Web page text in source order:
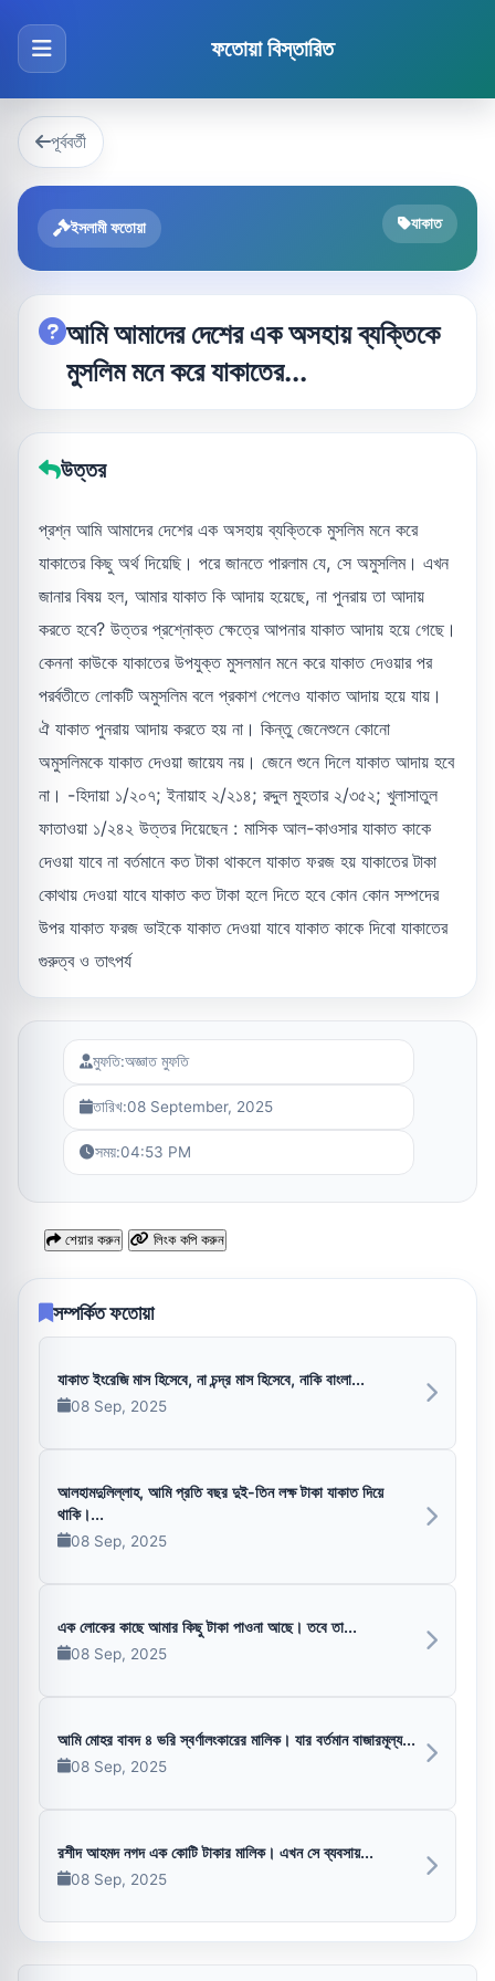
ফতোয়া বিস্তারিত
পূর্ববর্তী
ইসলামী ফতোয়া যাকাত
আমি আমাদের দেশের এক অসহায় ব্যক্তিকে
মুসলিম মনে করে যাকাতের...
উত্তর
প্রশ্ন আমি আমাদের দেশের এক অসহায় ব্যক্তিকে মুসলিম মনে করে
যাকাতের কিছু অর্থ দিয়েছি। পরে জানতে পারলাম যে, সে অমুসলিম। এখন
জানার বিষয় হল, আমার যাকাত কি আদায় হয়েছে, না পুনরায় তা আদায়
করতে হবে? উত্তর প্রশ্নোক্ত ক্ষেত্রে আপনার যাকাত আদায় হয়ে গেছে।
কেননা কাউকে যাকাতের উপযুক্ত মুসলমান মনে করে যাকাত দেওয়ার পর
পরর্বতীতে লোকটি অমুসলিম বলে প্রকাশ পেলেও যাকাত আদায় হয়ে যায়।
ঐ যাকাত পুনরায় আদায় করতে হয় না। কিন্তু জেনেশুনে কোনো
অমুসলিমকে যাকাত দেওয়া জায়েয নয়। জেনে শুনে দিলে যাকাত আদায় হবে
না। -হিদায়া ১/২০৭; ইনায়াহ ২/২১৪; রদ্দুল মুহতার ২/৩৫২; খুলাসাতুল
ফাতাওয়া ১/২৪২ উত্তর দিয়েছেন : মাসিক আল-কাওসার যাকাত কাকে
দেওয়া যাবে না বর্তমানে কত টাকা থাকলে যাকাত ফরজ হয় যাকাতের টাকা
কোথায় দেওয়া যাবে যাকাত কত টাকা হলে দিতে হবে কোন কোন সম্পদের
উপর যাকাত ফরজ ভাইকে যাকাত দেওয়া যাবে যাকাত কাকে দিবো যাকাতের
গুরুত্ব ও তাৎপর্য
মুফতি:অজ্ঞাত মুফতি
তারিখ:08 September, 2025
সময়:04:53 PM
শেয়ার করুন লিংক কপি করুন
সম্পর্কিত ফতোয়া
যাকাত ইংরেজি মাস হিসেবে, না চন্দ্র মাস হিসেবে, নাকি বাংলা...
08 Sep, 2025
আলহামদুলিল্লাহ, আমি প্রতি বছর দুই-তিন লক্ষ টাকা যাকাত দিয়ে
থাকি।...
08 Sep, 2025
এক লোকের কাছে আমার কিছু টাকা পাওনা আছে। তবে তা...
08 Sep, 2025
আমি মোহর বাবদ ৪ ভরি স্বর্ণালংকারের মালিক। যার বর্তমান বাজারমূল্য...
08 Sep, 2025
রশীদ আহমদ নগদ এক কোটি টাকার মালিক। এখন সে ব্যবসায়...
08 Sep, 2025